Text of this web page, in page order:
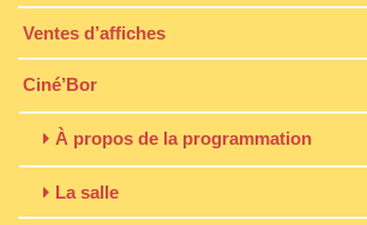
Ventes d’affiches
Ciné’Bor
À propos de la programmation
La salle